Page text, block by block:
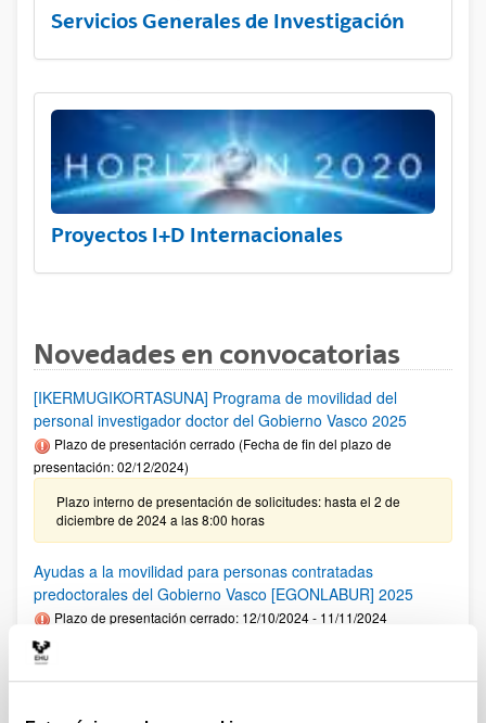
Servicios Generales de Investigación
Proyectos I+D Internacionales
Novedades en convocatorias
[IKERMUGIKORTASUNA] Programa de movilidad del
personal investigador doctor del Gobierno Vasco 2025
Plazo de presentación cerrado (Fecha de fin del plazo de
presentación: 02/12/2024)
Plazo interno de presentación de solicitudes: hasta el 2 de
diciembre de 2024 a las 8:00 horas
Ayudas a la movilidad para personas contratadas
predoctorales del Gobierno Vasco [EGONLABUR] 2025
Plazo de presentación cerrado: 12/10/2024 - 11/11/2024